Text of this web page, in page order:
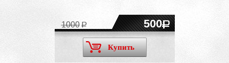
500
1000
Купить